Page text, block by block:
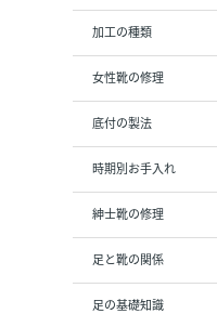
加工の種類
女性靴の修理
底付の製法
時期別お手入れ
紳士靴の修理
足と靴の関係
足の基礎知識